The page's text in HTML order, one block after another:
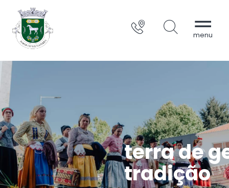
terra de
tradição